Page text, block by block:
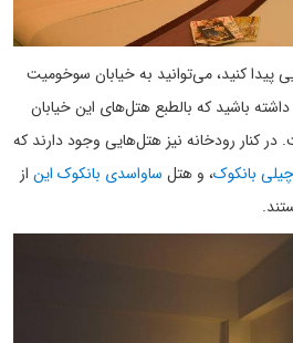
پیدا کنید، می‌توانید به خیابان سوخومیت
باشید که بالطبع هتل‌های این خیابان
کنار رودخانه نیز هتل‌هایی وجود دارند که
چیلی بانکوک، و هتل ساواسدی بانکوک این از